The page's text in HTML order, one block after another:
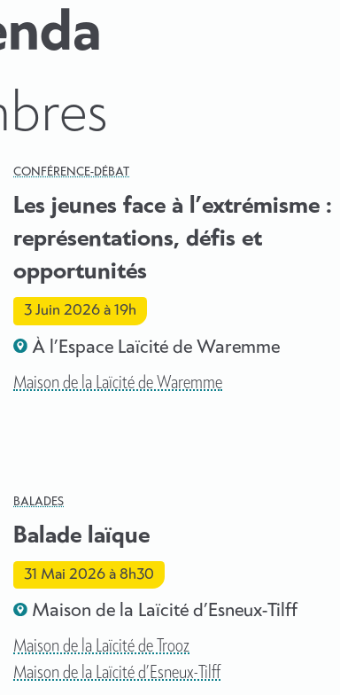
CONFÉRENCE-DÉBAT
Les jeunes face à l’extrémisme :
représentations, défis et
opportunités
3 Juin 2026 à 19h
À l’Espace Laïcité de Waremme
Maison de la Laïcité de Waremme
BALADES
Balade laïque
31 Mai 2026 à 8h30
Maison de la Laïcité d’Esneux-Tilff
Maison de la Laïcité de Trooz
Maison de la Laïcité d’Esneux-Tilff